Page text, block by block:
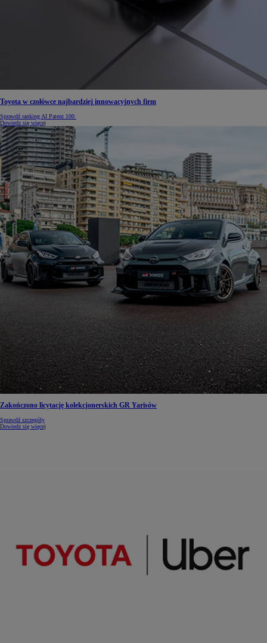
Toyota w czołówce najbardziej innowacyjnych firm
Sprawdź ranking AI Patent 100
Dowiedz się więcej
Zakończono licytację kolekcjonerskich GR Yarisów
Sprawdź szczegóły
Dowiedz się więcej